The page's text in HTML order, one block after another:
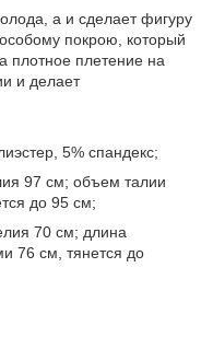
а и сделает фигуру
покрою, который
плотное плетение на
и делает
5% спандекс;
97 см; объем талии
до 95 см;
70 см; длина
76 см, тянется до